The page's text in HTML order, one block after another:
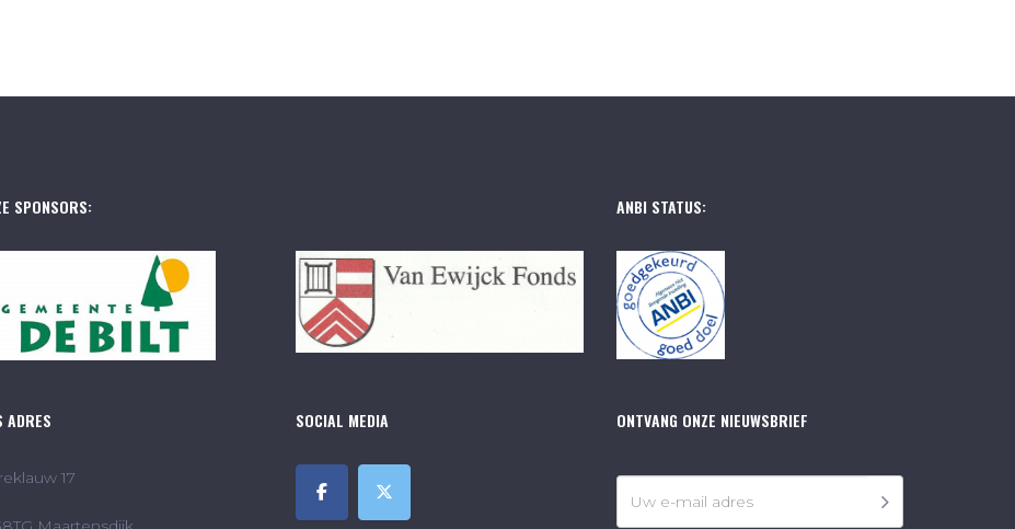
SPONSORS: ANBI STATUS:
ADRES
17
SOCIAL MEDIA ONTVANG ONZE NIEUWSBRIEF